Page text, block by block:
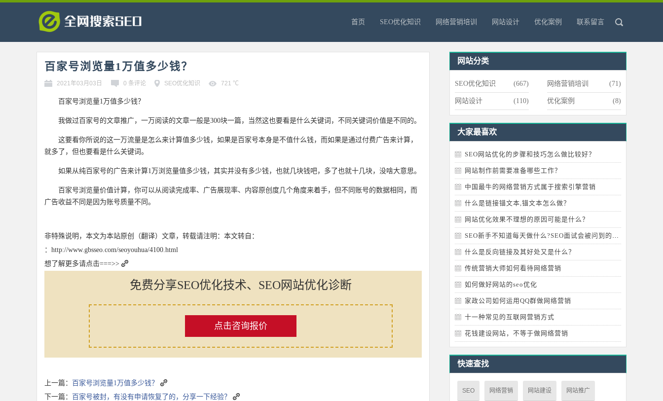
首页 SEO优化知识 网络营销培训 网站设计 优化案例 联系留言
百家号浏览量1万值多少钱？
2021年03月03日 0 条评论 SEO优化知识 721 ℃
百家号浏览量1万值多少钱？
我做过百家号的文章推广，一万阅读的文章一般是300块一篇，当然这也要看是什么关键词，不同关键词价值是不同的。
这要看你所说的这一万流量是怎么来计算值多少钱，如果是百家号本身是不值什么钱，而如果是通过付费广告来计算，
就多了，但也要看是什么关键词。
如果从纯百家号的广告来计算1万浏览量值多少钱，其实并没有多少钱，也就几块钱吧，多了也就十几块，没啥大意思。
百家号浏览量价值计算，你可以从阅读完成率、广告展现率、内容原创度几个角度来着手，但不同账号的数据相同，而
广告收益不同是因为账号质量不同。
非特殊说明，本文为本站原创（翻译）文章，转载请注明：本文转自：
：http://www.gbsseo.com/seoyouhua/4100.html
想了解更多请点击===>>
免费分享SEO优化技术、SEO网站优化诊断
点击咨询报价
上一篇：
百家号浏览量1万值多少钱？
下一篇：
百家号被封，有没有申请恢复了的，分享一下经验？
网站分类
SEO优化知识 (667) 网络营销培训 (71)
网站设计 (110) 优化案例 (8)
大家最喜欢
SEO网站优化的步骤和技巧怎么做比较好？
网站制作前需要准备哪些工作？
中国最牛的网络营销方式属于搜索引擎营销
什么是链接锚文本,锚文本怎么做？
网站优化效果不理想的原因可能是什么？
SEO新手不知道每天做什么?SEO面试会被问到的问题
什么是反向链接及其好处又是什么？
传统营销大师如何看待网络营销
如何做好网站的seo优化
家政公司如何运用QQ群做网络营销
十一种常见的互联网营销方式
花钱建设网站，不等于做网络营销
快速查找
SEO 网络营销 网站建设 网站推广